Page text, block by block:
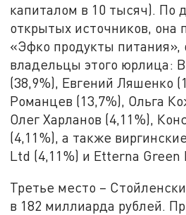
капиталом в 10 тысяч). По
открытых источников,
«Эфко продукты питания»,
владельцы этого юрлица:
(38,9%), Евгений Ляшенко
Романцев (13,7%), Ольга
Олег Харланов (4,11%),
(4,11%), а также
Ltd (4,11%) и Etterna Green
Третье место –
в 182 миллиарда рублей.